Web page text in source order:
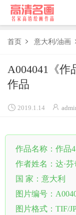
中国画
油画
白描
书法
精选
中国画家
西方画家
首页  意大利 /油画
A004041《作
作品
 2019.1.14 
作品名称：作品4
作者姓名：达·芬
国 家：意大利
图片编号：
图片格式：TIF/